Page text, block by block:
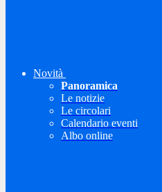
Novità
Panoramica
Le notizie
Le circolari
Calendario eventi
Albo online